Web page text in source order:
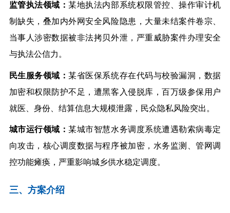
监管执法领域：某地执法内部系统权限管控、操作审计机
制缺失，叠加内外网安全风险隐患，大量未结案件卷宗、
当事人涉密数据被非法拷贝外泄，严重威胁案件办理安全
与执法公信力。
民生服务领域：某省医保系统存在代码与校验漏洞，数据
加密和权限防护不足，遭黑客入侵脱库，百万级参保用户
就医、身份、结算信息大规模泄露，民众隐私风险突出。
城市运行领域：某城市智慧水务调度系统遭遇勒索病毒定
向攻击，核心调度数据与程序被加密，水务监测、管网调
控功能瘫痪，严重影响城乡供水稳定调度。
三、方案介绍